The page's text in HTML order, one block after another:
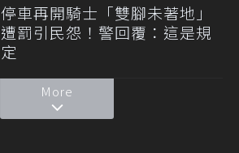
停車再開騎士「雙腳未著地」
遭罰引民怨！警回覆：這是規
定
More